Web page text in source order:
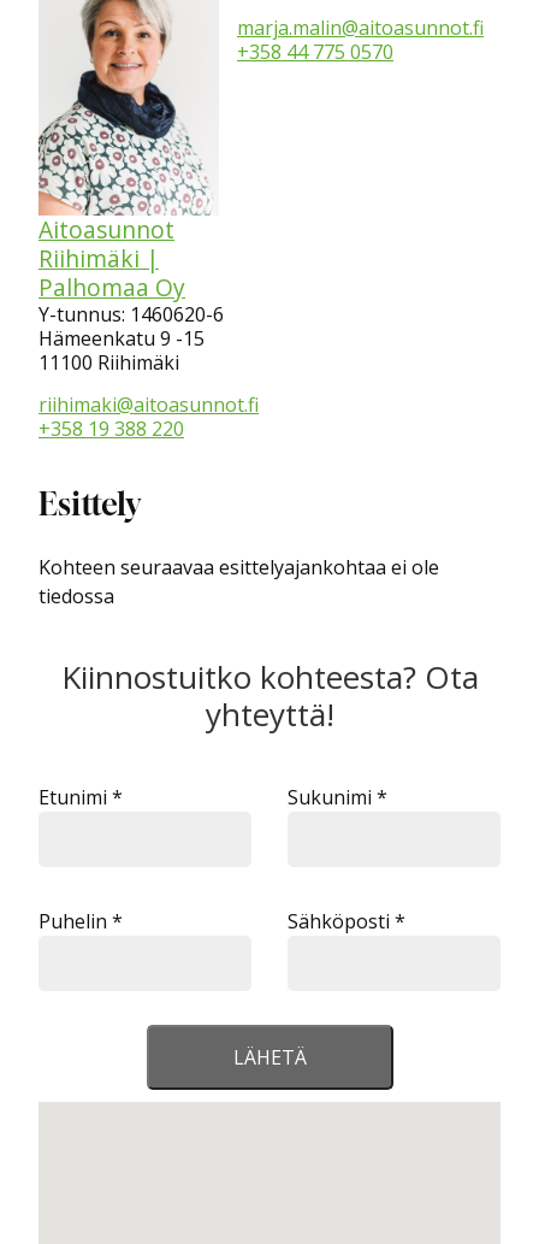
marja.malin@aitoasunnot.fi
+358 44 775 0570
Aitoasunnot
Riihimäki |
Palhomaa Oy
Y-tunnus: 1460620-6
Hämeenkatu 9 -15
11100 Riihimäki
riihimaki@aitoasunnot.fi
+358 19 388 220
Esittely
Kohteen seuraavaa esittelyajankohtaa ei ole
tiedossa
Kiinnostuitko kohteesta? Ota
yhteyttä!
Etunimi * Sukunimi *
Puhelin * Sähköposti *